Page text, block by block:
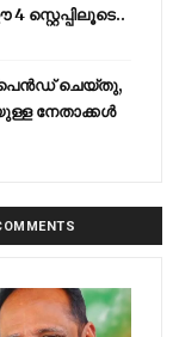
ചെയ്തു,
നേതാക്കൾ